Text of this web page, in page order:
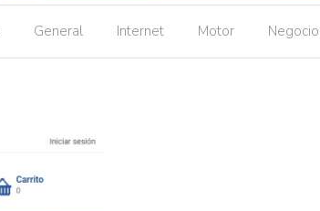
General Internet Motor